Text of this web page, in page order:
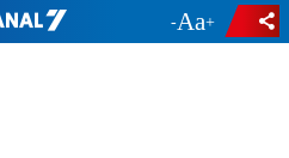
- +